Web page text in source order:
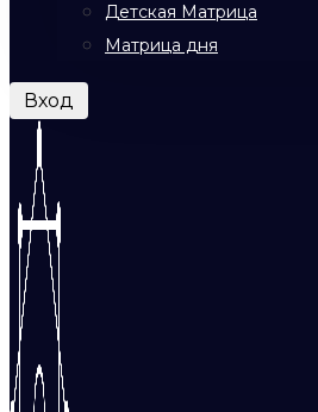
Детская Матрица
Матрица дня
Вход